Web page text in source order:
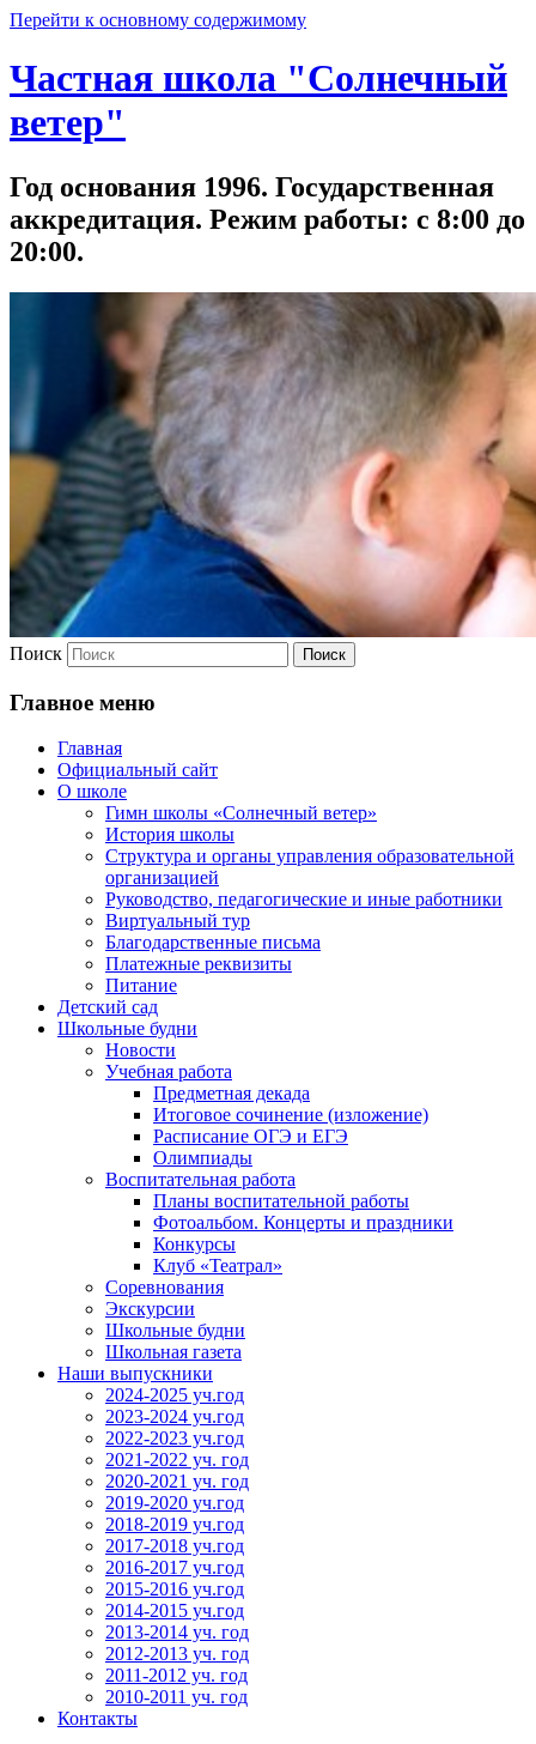
Перейти к основному содержимому
Частная школа "Солнечный
ветер"
Год основания 1996. Государственная
аккредитация. Режим работы: с 8:00 до
20:00.
Поиск
Главное меню
Главная
Официальный сайт
О школе
Гимн школы «Солнечный ветер»
История школы
Структура и органы управления образовательной
организацией
Руководство, педагогические и иные работники
Виртуальный тур
Благодарственные письма
Платежные реквизиты
Питание
Детский сад
Школьные будни
Новости
Учебная работа
Предметная декада
Итоговое сочинение (изложение)
Расписание ОГЭ и ЕГЭ
Олимпиады
Воспитательная работа
Планы воспитательной работы
Фотоальбом. Концерты и праздники
Конкурсы
Клуб «Театрал»
Соревнования
Экскурсии
Школьные будни
Школьная газета
Наши выпускники
2024-2025 уч.год
2023-2024 уч.год
2022-2023 уч.год
2021-2022 уч. год
2020-2021 уч. год
2019-2020 уч.год
2018-2019 уч.год
2017-2018 уч.год
2016-2017 уч.год
2015-2016 уч.год
2014-2015 уч.год
2013-2014 уч. год
2012-2013 уч. год
2011-2012 уч. год
2010-2011 уч. год
Контакты